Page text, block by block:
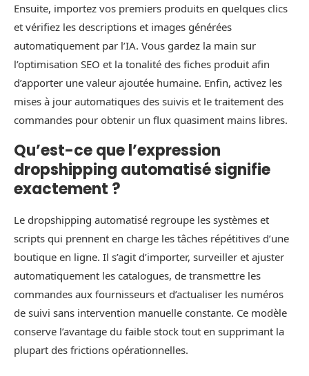
Ensuite, importez vos premiers produits en quelques clics
et vérifiez les descriptions et images générées
automatiquement par l’IA. Vous gardez la main sur
l’optimisation SEO et la tonalité des fiches produit afin
d’apporter une valeur ajoutée humaine. Enfin, activez les
mises à jour automatiques des suivis et le traitement des
commandes pour obtenir un flux quasiment mains libres.
Qu’est-ce que l’expression
dropshipping automatisé signifie
exactement ?
Le dropshipping automatisé regroupe les systèmes et
scripts qui prennent en charge les tâches répétitives d’une
boutique en ligne. Il s’agit d’importer, surveiller et ajuster
automatiquement les catalogues, de transmettre les
commandes aux fournisseurs et d’actualiser les numéros
de suivi sans intervention manuelle constante. Ce modèle
conserve l’avantage du faible stock tout en supprimant la
plupart des frictions opérationnelles.